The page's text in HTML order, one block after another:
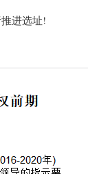
进选址!